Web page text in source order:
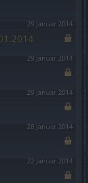
29 Januar 2014
29 Januar 2014
29 Januar 2014
28 Januar 2014
22 Januar 2014